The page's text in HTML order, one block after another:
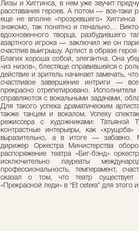
Лизы и Хиггинса, в нем уже звучит
расставания героев. А потом — все-таки
еще не вполне «прозревшего»
знакомо, так понятно и печально…
вдохновенного творца, разбудившего
азартного игрока — заключил же он
счастлив выигрышу. Артист в образе
Благих хороша собой, элегантна. Она
«из низов», блестяще справившейся с
действие и зритель начинает замечать,
счастливое завершение интриги —
прекрасно отрепетировано.
справляются с вокальными задачами,
Для такого успеха драматическим
также танцем и вокалом. Успеху
режиссера с художниками: Татьяной
контрастные интерьеры, как
выразительно, а в итоге — забавно.
дирижер Оркестра Министерства
распоряжение театра «Биг-бэнд»
исключительно лауреаты
профессиональность, темперамент,
сказал о том, что театр
«Прекрасной леди» в “Et cetera” для этого и